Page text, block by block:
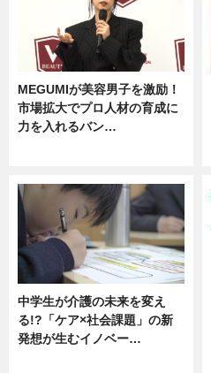
MEGUMIが美容男子を激励！
市場拡大でプロ人材の育成に
力を入れるバン…
中学生が介護の未来を変え
る!?「ケア×社会課題」の新
発想が生むイノベー…